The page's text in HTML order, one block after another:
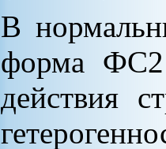
В
форма
действия